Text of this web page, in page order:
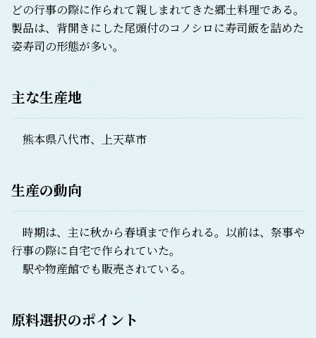
どの行事の際に作られて親しまれてきた郷土料理である。
製品は、背開きにした尾頭付のコノシロに寿司飯を詰めた
姿寿司の形態が多い。
主な生産地
熊本県八代市、上天草市
生産の動向
時期は、主に秋から春頃まで作られる。以前は、祭事や
行事の際に自宅で作られていた。
駅や物産館でも販売されている。
原料選択のポイント